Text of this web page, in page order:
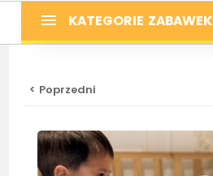
KATEGORIE ZABAWEK
< Poprzedni